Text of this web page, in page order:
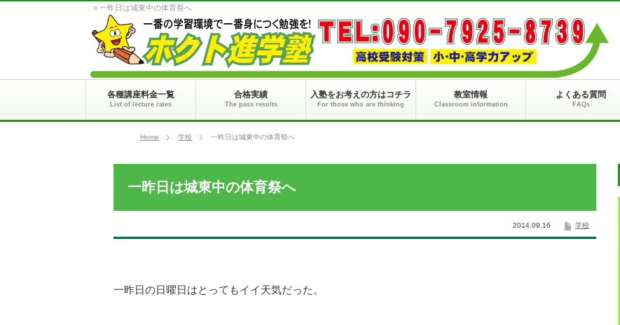
» 一昨日は城東中の体育祭へ
各種講座料金一覧
List of lecture rates
合格実績
The pass results
入塾をお考えの方はコチラ
For those who are thinking
教室情報
Classroom information
よくある質問
FAQs
Home 学校 一昨日は城東中の体育祭へ
一昨日は城東中の体育祭へ
学校
2014.09.16
一昨日の日曜日はとってもイイ天気だった。